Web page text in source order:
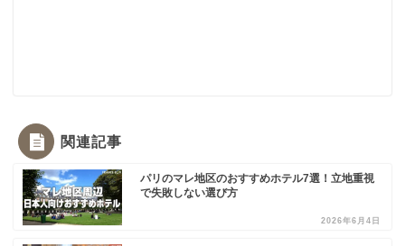
関連記事
パリのマレ地区のおすすめホテル7選！立地重視
で失敗しない選び方
2026年6月4日